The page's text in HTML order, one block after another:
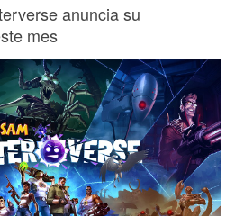
anuncia su
mes